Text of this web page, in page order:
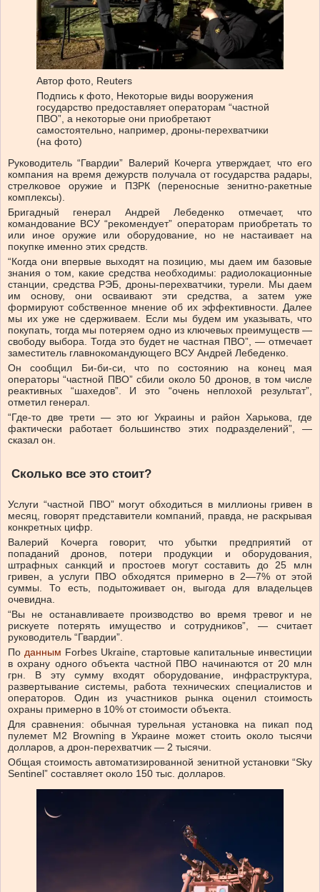
Автор фото, Reuters
Подпись к фото, Некоторые виды вооружения
государство предоставляет операторам “частной
ПВО”, а некоторые они приобретают
самостоятельно, например, дроны-перехватчики
(на фото)
Руководитель “Гвардии” Валерий Кочерга утверждает, что его
компания на время дежурств получала от государства радары,
стрелковое оружие и ПЗРК (переносные зенитно-ракетные
комплексы).
Бригадный генерал Андрей Лебеденко отмечает, что
командование ВСУ “рекомендует” операторам приобретать то
или иное оружие или оборудование, но не настаивает на
покупке именно этих средств.
“Когда они впервые выходят на позицию, мы даем им базовые
знания о том, какие средства необходимы: радиолокационные
станции, средства РЭБ, дроны-перехватчики, турели. Мы даем
им основу, они осваивают эти средства, а затем уже
формируют собственное мнение об их эффективности. Далее
мы их уже не сдерживаем. Если мы будем им указывать, что
покупать, тогда мы потеряем одно из ключевых преимуществ —
свободу выбора. Тогда это будет не частная ПВО”, — отмечает
заместитель главнокомандующего ВСУ Андрей Лебеденко.
Он сообщил Би-би-си, что по состоянию на конец мая
операторы “частной ПВО” сбили около 50 дронов, в том числе
реактивных “шахедов”. И это “очень неплохой результат”,
отметил генерал.
“Где-то две трети — это юг Украины и район Харькова, где
фактически работает большинство этих подразделений”, —
сказал он.
Сколько все это стоит?
Услуги “частной ПВО” могут обходиться в миллионы гривен в
месяц, говорят представители компаний, правда, не раскрывая
конкретных цифр.
Валерий Кочерга говорит, что убытки предприятий от
попаданий дронов, потери продукции и оборудования,
штрафных санкций и простоев могут составить до 25 млн
гривен, а услуги ПВО обходятся примерно в 2—7% от этой
суммы. То есть, подытоживает он, выгода для владельцев
очевидна.
“Вы не останавливаете производство во время тревог и не
рискуете потерять имущество и сотрудников”, — считает
руководитель “Гвардии”.
По данным Forbes Ukraine, стартовые капитальные инвестиции
в охрану одного объекта частной ПВО начинаются от 20 млн
грн. В эту сумму входят оборудование, инфраструктура,
развертывание системы, работа технических специалистов и
операторов. Один из участников рынка оценил стоимость
охраны примерно в 10% от стоимости объекта.
Для сравнения: обычная турельная установка на пикап под
пулемет M2 Browning в Украине может стоить около тысячи
долларов, а дрон-перехватчик — 2 тысячи.
Общая стоимость автоматизированной зенитной установки “Sky
Sentinel” составляет около 150 тыс. долларов.